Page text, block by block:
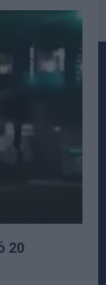
20